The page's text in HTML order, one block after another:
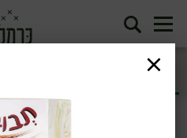
חליטות תה